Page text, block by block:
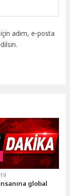
adım, e-posta
19
global